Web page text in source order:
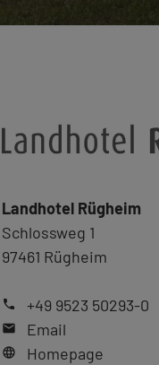
Landhotel Rügheim
Schlossweg 1
97461 Rügheim
phone +49 9523 50293-0
mail Email
language Homepage